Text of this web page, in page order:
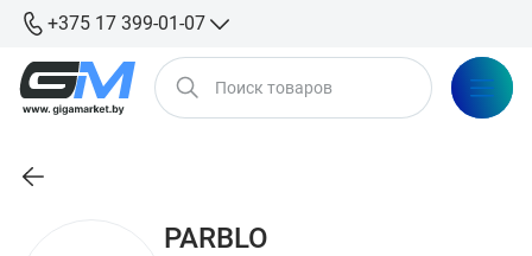
+375 17 399-01-07
PARBLO